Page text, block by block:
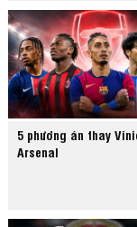
5 phương án thay
Arsenal